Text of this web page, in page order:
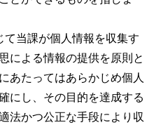
て当課が個人情報を収集す
による情報の提供を原則と
あたってはあらかじめ個人
にし、その目的を達成する
法かつ公正な手段により収